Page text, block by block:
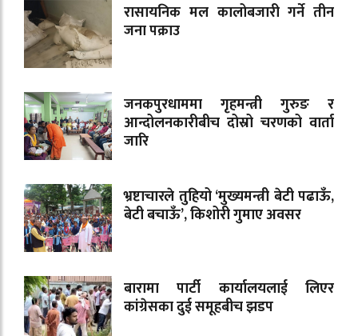
रासायनिक मल कालोबजारी गर्ने तीन
जना पक्राउ
जनकपुरधाममा गृहमन्त्री गुरुङ र
आन्दोलनकारीबीच दोस्रो चरणको वार्ता
जारि
भ्रष्टाचारले तुहियो ‘मुख्यमन्त्री बेटी पढाऊँ,
बेटी बचाऊँ’, किशोरी गुमाए अवसर
बारामा पार्टी कार्यालयलाई लिएर
कांग्रेसका दुई समूहबीच झडप